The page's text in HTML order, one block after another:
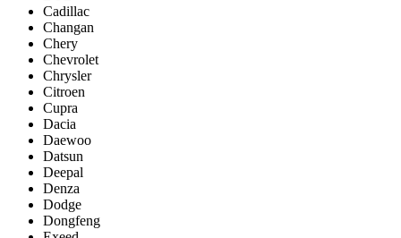
Cadillac
Changan
Chery
Chevrolet
Chrysler
Citroen
Cupra
Dacia
Daewoo
Datsun
Deepal
Denza
Dodge
Dongfeng